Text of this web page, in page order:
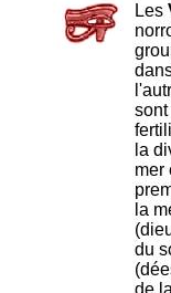
Les
la
mer
la
du